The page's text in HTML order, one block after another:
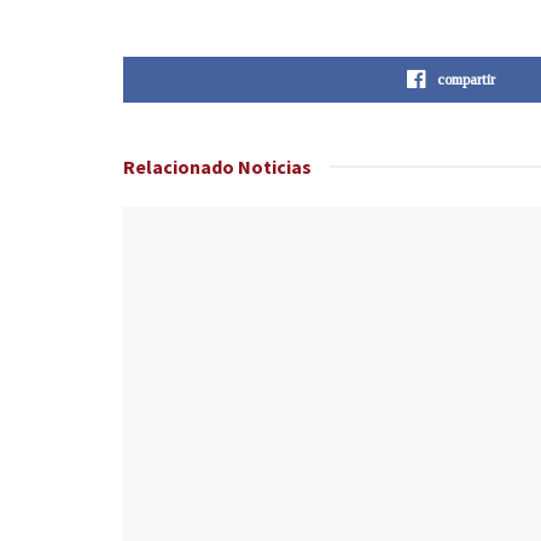
compartir
Relacionado Noticias